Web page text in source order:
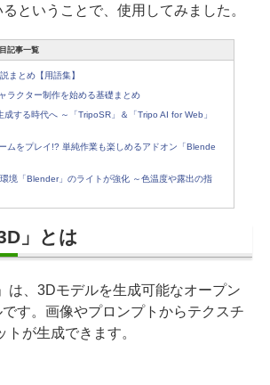
ということで、使用してみました。
記事一覧
まとめ【用語集】
ラクター制作を始める基礎まとめ
成する時代へ ～「TripoSR」＆「Tripo AI for Web」
ムをプレイ!? 単純作業も楽しめるアドオン「Blende
境「Blender」のライトが強化 ～色温度や露出の指
」とは
、3Dモデルを生成可能なオープン
す。画像やプロンプトからテクスチ
が生成できます。